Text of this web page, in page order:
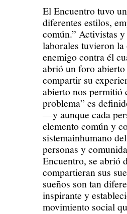
El Encuentro tuvo
diferentes estilos,
común.” Activistas
laborales tuvieron
enemigo contra él
abrió un foro
compartir su
abierto nos permitió
problema” es
—y aunque cada
elemento común y
sistemainhumano
personas y
Encuentro, se abrió
compartieran sus
sueños son tan
inspirante y
movimiento social